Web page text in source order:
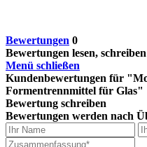
Bewertungen 0
Bewertungen lesen,
Menü schließen
Kundenbewertungen für
Formentrennmittel für Glas"
Bewertung schreiben
Bewertungen werden nach